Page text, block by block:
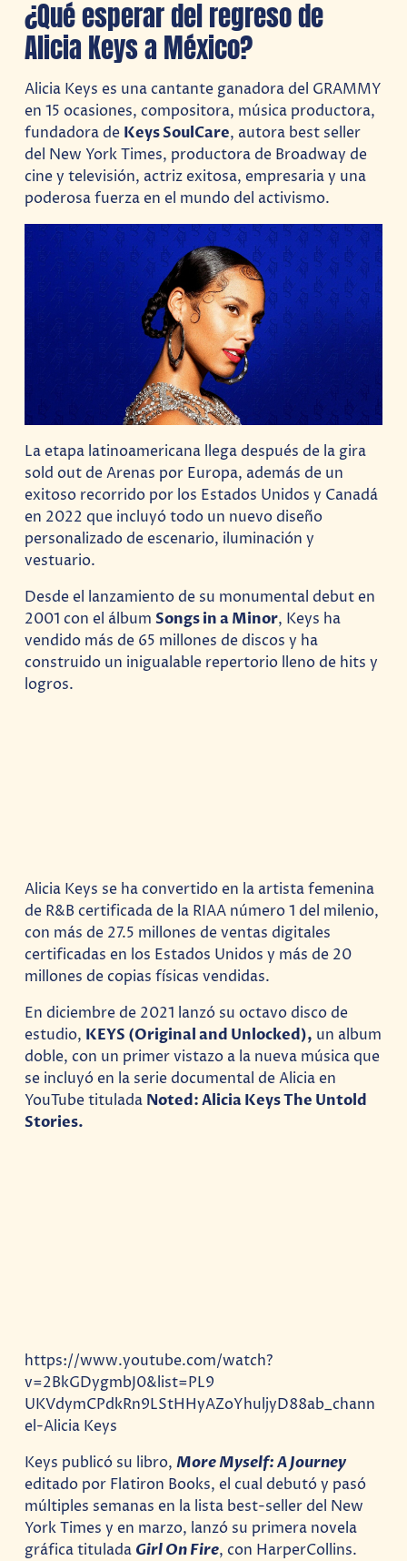
¿Qué esperar del regreso de
Alicia Keys a México?
Alicia Keys es una cantante ganadora del GRAMMY
en 15 ocasiones, compositora, música productora,
fundadora de Keys SoulCare, autora best seller
del New York Times, productora de Broadway de
cine y televisión, actriz exitosa, empresaria y una
poderosa fuerza en el mundo del activismo.
La etapa latinoamericana llega después de la gira
sold out de Arenas por Europa, además de un
exitoso recorrido por los Estados Unidos y Canadá
en 2022 que incluyó todo un nuevo diseño
personalizado de escenario, iluminación y
vestuario.
Desde el lanzamiento de su monumental debut en
2001 con el álbumSongs in a Minor, Keys ha
vendido más de 65 millones de discos y ha
construido un inigualable repertorio lleno de hits y
logros.
Alicia Keys se ha convertido en la artista femenina
de R&B certificada de la RIAA número 1 del milenio,
con más de 27.5 millones de ventas digitales
certificadas en los Estados Unidos y más de 20
millones de copias físicas vendidas.
En diciembre de 2021 lanzó su octavo disco de
estudio, KEYS (Original and Unlocked), un album
doble, con un primer vistazo a la nueva música que
se incluyó en la serie documental de Alicia en
YouTube titulada Noted: Alicia Keys The Untold
Stories.
https://www.youtube.com/watch?
v=2BkGDygmbJ0&list=PL9
UKVdymCPdkRn9LStHHyAZoYhuljyD88ab_chann
el-Alicia Keys
Keys publicó su libro,More Myself: A Journey
editado por Flatiron Books, el cual debutó y pasó
múltiples semanas en la lista best-seller del New
York Times y en marzo, lanzó su primera novela
gráfica titulada Girl On Fire, con HarperCollins.